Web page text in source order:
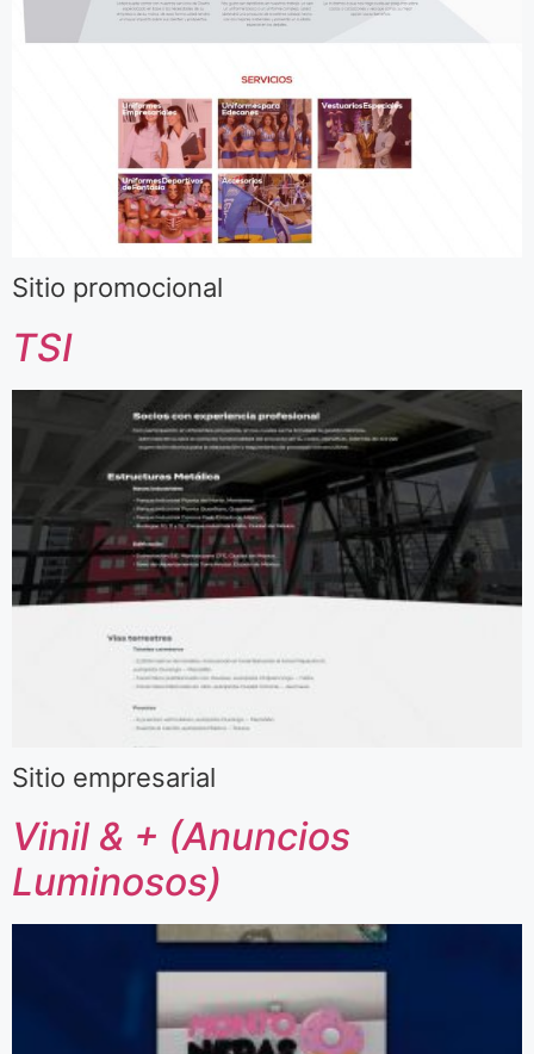
Sitio promocional
TSI
Sitio empresarial
Vinil & + (Anuncios
Luminosos)